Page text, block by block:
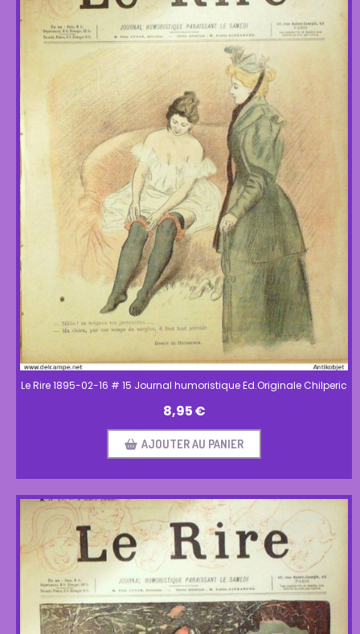
Le Rire 1895-02-16 # 15 Journal humoristique Ed.Originale Chilperic
8,95€
AJOUTER AU PANIER